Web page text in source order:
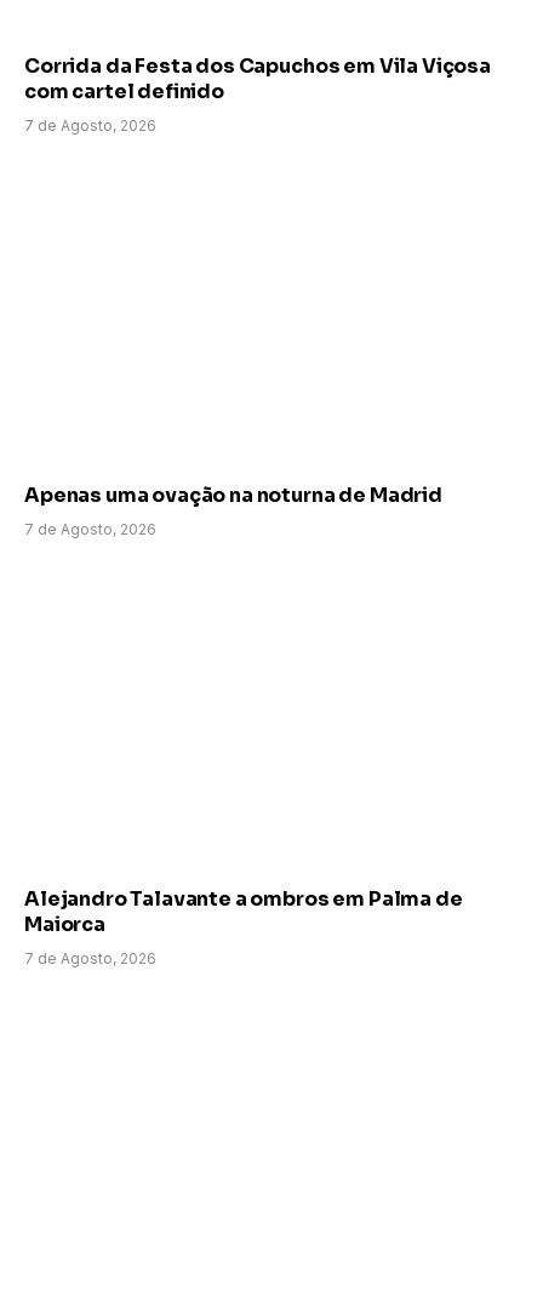
Corrida da Festa dos Capuchos em Vila Viçosa
com cartel definido
7 de Agosto, 2026
Apenas uma ovação na noturna de Madrid
7 de Agosto, 2026
Alejandro Talavante a ombros em Palma de
Maiorca
7 de Agosto, 2026